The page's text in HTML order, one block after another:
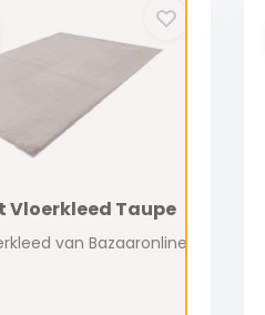
Vloerkleed Taupe
van Bazaaronline